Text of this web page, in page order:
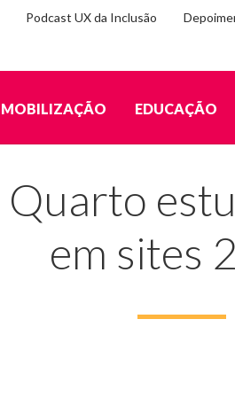
Podcast UX da Inclusão
MOBILIZAÇÃO EDUCAÇÃO
em sites